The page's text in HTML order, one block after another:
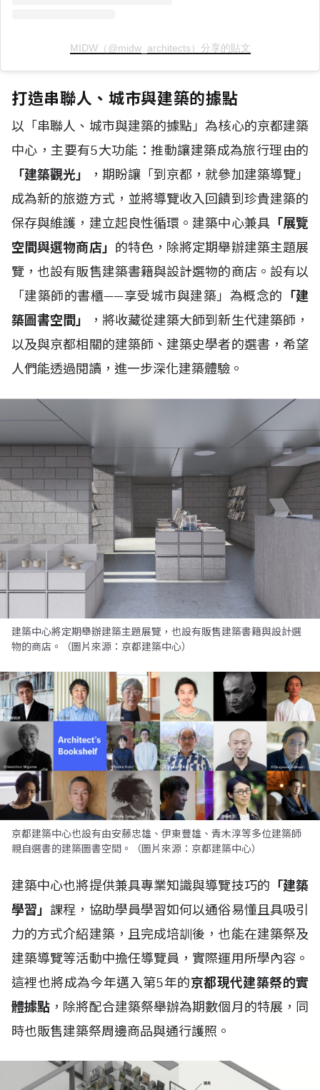
MIDW（@midw_architects）分享的貼文
打造串聯人、城市與建築的據點
以「串聯人、城市與建築的據點」為核心的京都建築
中心，主要有5大功能：推動讓建築成為旅行理由的
「建築觀光」
，期盼讓「到京都，就參加建築導覽」
成為新的旅遊方式，並將導覽收入回饋到珍貴建築的
保存與維護，建立起良性循環。建築中心兼具「展覽
空間與選物商店」 的特色，除將定期舉辦建築主題展
覽，也設有販售建築書籍與設計選物的商店。設有以
「建築師的書櫃——享受城市與建築」為概念的 「建
築圖書空間」
，將收藏從建築大師到新生代建築師，
以及與京都相關的建築師、建築史學者的選書，希望
人們能透過閱讀，進一步深化建築體驗。
建築中心將定期舉辦建築主題展覽，也設有販售建築書籍與設計選
物的商店。（圖片來源：京都建築中心）
京都建築中心也設有由安藤忠雄、伊東豐雄、青木淳等多位建築師
親自選書的建築圖書空間。（圖片來源：京都建築中心）
建築中心也將提供兼具專業知識與導覽技巧的 「建築
學習」 課程，協助學員學習如何以通俗易懂且具吸引
力的方式介紹建築，且完成培訓後，也能在建築祭及
建築導覽等活動中擔任導覽員，實際運用所學內容。
這裡也將成為今年邁入第5年的京都現代建築祭的實
體據點 ，除將配合建築祭舉辦為期數個月的特展，同
時也販售建築祭周邊商品與通行護照。